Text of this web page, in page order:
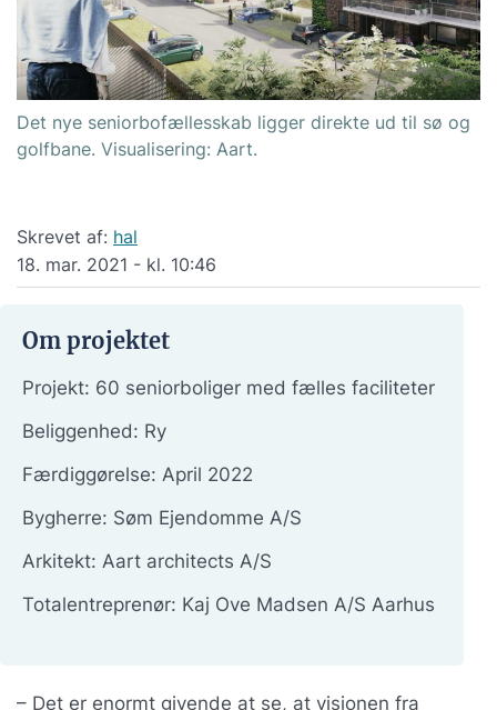
Det nye seniorbofællesskab ligger direkte ud til sø og
golfbane. Visualisering: Aart.
Skrevet af: hal
18. mar. 2021 - kl. 10:46
Om projektet
Projekt: 60 seniorboliger med fælles faciliteter
Beliggenhed: Ry
Færdiggørelse: April 2022
Bygherre: Søm Ejendomme A/S
Arkitekt: Aart architects A/S
Totalentreprenør: Kaj Ove Madsen A/S Aarhus
– Det er enormt givende at se, at visionen fra